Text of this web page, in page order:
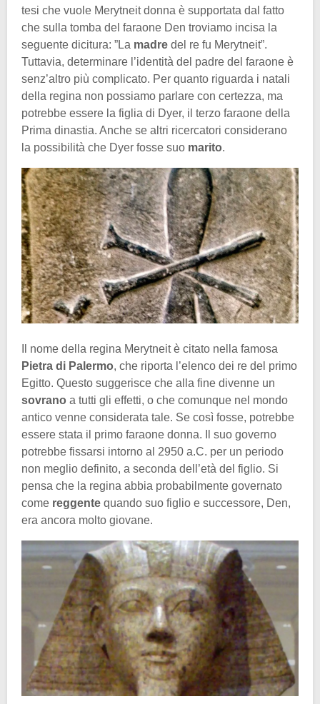
tesi che vuole Merytneit donna è supportata dal fatto
che sulla tomba del faraone Den troviamo incisa la
seguente dicitura: ”La madre del re fu Merytneit”.
Tuttavia, determinare l’identità del padre del faraone è
senz’altro più complicato. Per quanto riguarda i natali
della regina non possiamo parlare con certezza, ma
potrebbe essere la figlia di Dyer, il terzo faraone della
Prima dinastia. Anche se altri ricercatori considerano
la possibilità che Dyer fosse suo marito.
Il nome della regina Merytneit è citato nella famosa
Pietra di Palermo, che riporta l’elenco dei re del primo
Egitto. Questo suggerisce che alla fine divenne un
sovrano a tutti gli effetti, o che comunque nel mondo
antico venne considerata tale. Se così fosse, potrebbe
essere stata il primo faraone donna. Il suo governo
potrebbe fissarsi intorno al 2950 a.C. per un periodo
non meglio definito, a seconda dell’età del figlio. Si
pensa che la regina abbia probabilmente governato
come reggente quando suo figlio e successore, Den,
era ancora molto giovane.